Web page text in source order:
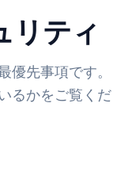
リティ
優先事項です。
るかをご覧くだ